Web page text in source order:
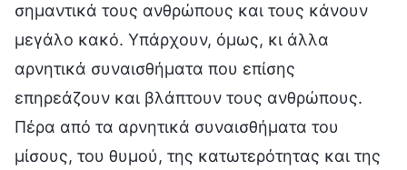
σημαντικά τους ανθρώπους και τους κάνουν
μεγάλο κακό. Υπάρχουν, όμως, κι άλλα
αρνητικά συναισθήματα που επίσης
επηρεάζουν και βλάπτουν τους ανθρώπους.
Πέρα από τα αρνητικά συναισθήματα του
μίσους, του θυμού, της κατωτερότητας και της